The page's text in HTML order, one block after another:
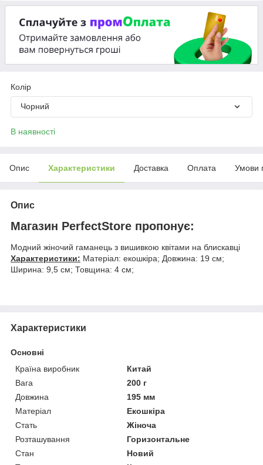
Колір
Чорний
В наявності
Опис Характеристики Доставка Оплата Умови
Опис
Магазин PerfectStore пропонує:
Модний жіночий гаманець з вишивкою квітами на блискавці
Характеристики: Матеріал: екошкіра; Довжина: 19 см;
Ширина: 9,5 см; Товщина: 4 см;
Характеристики
Основні
Країна виробник
Китай
Вага
200 г
Довжина
195 мм
Матеріал
Екошкіра
Стать
Жіноча
Розташування
Горизонтальне
Стан
Новий